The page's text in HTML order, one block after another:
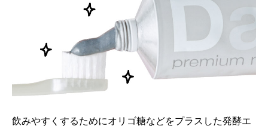
飲みやすくするためにオリゴ糖などをプラスした発酵エ